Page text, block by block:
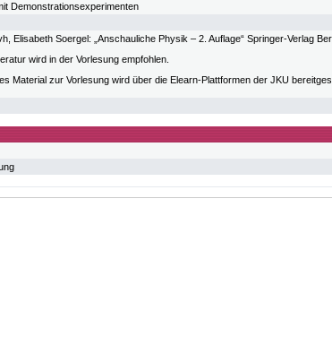
Demonstrationsexperimenten
Elisabeth Soergel: „Anschauliche Physik – 2. Auflage“ Springer-Verlag
wird in der Vorlesung empfohlen.
Material zur Vorlesung wird über die Elearn-Plattformen der JKU